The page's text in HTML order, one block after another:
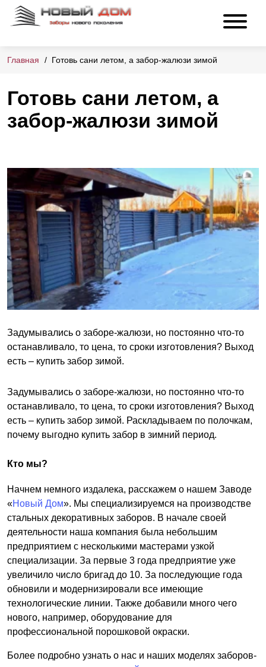
Главная Готовь сани летом, а забор-жалюзи зимой
Готовь сани летом, а
забор-жалюзи зимой
Задумывались о заборе-жалюзи, но постоянно что-то
останавливало, то цена, то сроки изготовления? Выход
есть – купить забор зимой.
Задумывались о заборе-жалюзи, но постоянно что-то
останавливало, то цена, то сроки изготовления? Выход
есть – купить забор зимой. Раскладываем по полочкам,
почему выгодно купить забор в зимний период.
Кто мы?
Начнем немного издалека, расскажем о нашем Заводе
«Новый Дом». Мы специализируемся на производстве
стальных декоративных заборов. В начале своей
деятельности наша компания была небольшим
предприятием с несколькими мастерами узкой
специализации. За первые 3 года предприятие уже
увеличило число бригад до 10. За последующие года
обновили и модернизировали все имеющие
технологические линии. Также добавили много чего
нового, например, оборудование для
профессиональной порошковой окраски.
Более подробно узнать о нас и наших моделях заборов-